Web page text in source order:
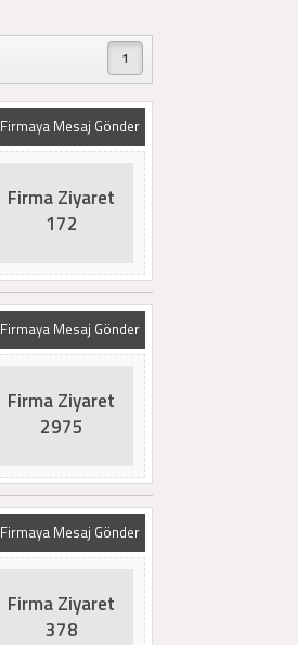
1
Firmaya Mesaj Gönder
Firma Ziyaret
172
Firmaya Mesaj Gönder
Firma Ziyaret
2975
Firmaya Mesaj Gönder
Firma Ziyaret
378